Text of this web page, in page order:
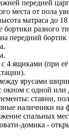
передней
места от пола
матраса до
разного
передний бортик
4 ящиками (при её
ярусами
окном с одной или
ставни,
наличники на
спальных
домика -